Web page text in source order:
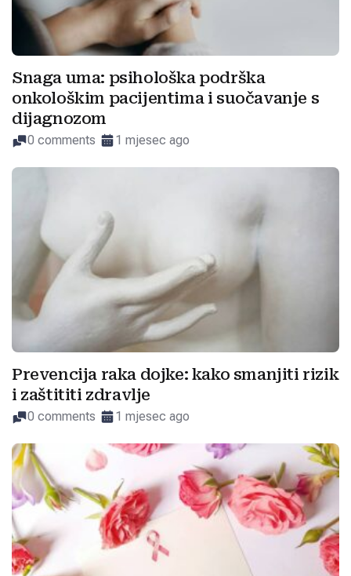
Snaga uma: psihološka podrška
onkološkim pacijentima i suočavanje s
dijagnozom
0 comments 1 mjesec ago
Prevencija raka dojke: kako smanjiti rizik
i zaštititi zdravlje
0 comments 1 mjesec ago